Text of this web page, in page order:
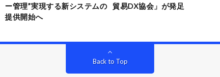
ー管理”実現する新システムの
提供開始へ
貿易DX協会」が発足
Back to Top